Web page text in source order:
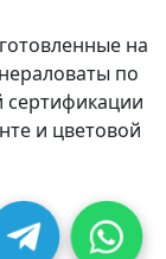
на
по
и цветовой